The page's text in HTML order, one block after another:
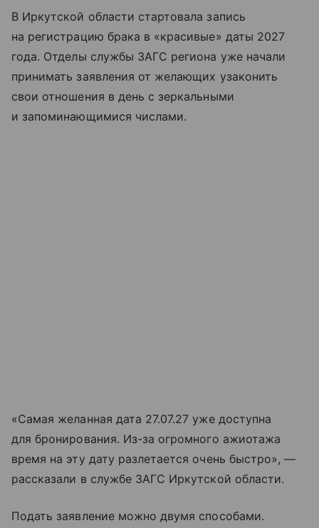
В Иркутской области стартовала запись
на регистрацию брака в «красивые» даты 2027
года. Отделы службы ЗАГС региона уже начали
принимать заявления от желающих узаконить
свои отношения в день с зеркальными
и запоминающимися числами.
«Самая желанная дата 27.07.27 уже доступна
для бронирования. Из-за огромного ажиотажа
время на эту дату разлетается очень быстро», —
рассказали в службе ЗАГС Иркутской области.
Подать заявление можно двумя способами.